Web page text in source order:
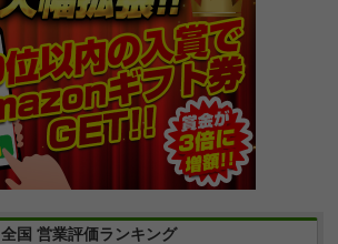
全国 営業評価ランキング